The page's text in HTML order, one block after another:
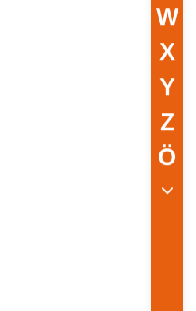
W
X
Y
Z
Ö